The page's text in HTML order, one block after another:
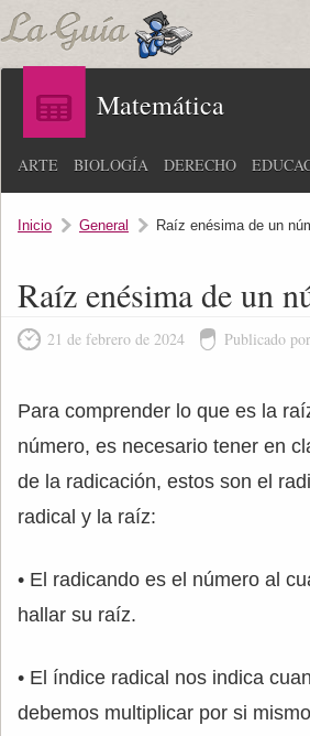
Matemática
ARTE BIOLOGÍA DERECHO
Inicio General Raíz enésima de un
Raíz enésima de un
21 de febrero de 2024 Publicado
Para comprender lo que es la
número, es necesario tener en
de la radicación, estos son el
radical y la raíz:
• El radicando es el número al
hallar su raíz.
• El índice radical nos indica
debemos multiplicar por si